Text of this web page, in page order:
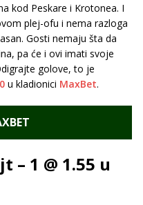
kod Peskare i Krotonea. I
plej-ofu i nema razloga
Gosti nemaju šta da
pa će i ovi imati svoje
golove, to je
u kladionici MaxBet.
– 1 @ 1.55 u